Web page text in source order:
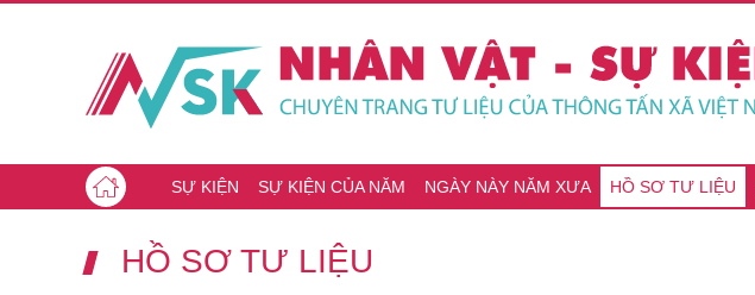
SỰ KIỆN SỰ KIỆN CỦA NĂM NGÀY NÀY NĂM XƯA HỒ SƠ TƯ LIỆU
HỒ SƠ TƯ LIỆU